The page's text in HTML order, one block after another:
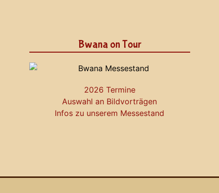
Bwana on Tour
2026 Termine
Auswahl an Bildvorträgen
Infos zu unserem Messestand